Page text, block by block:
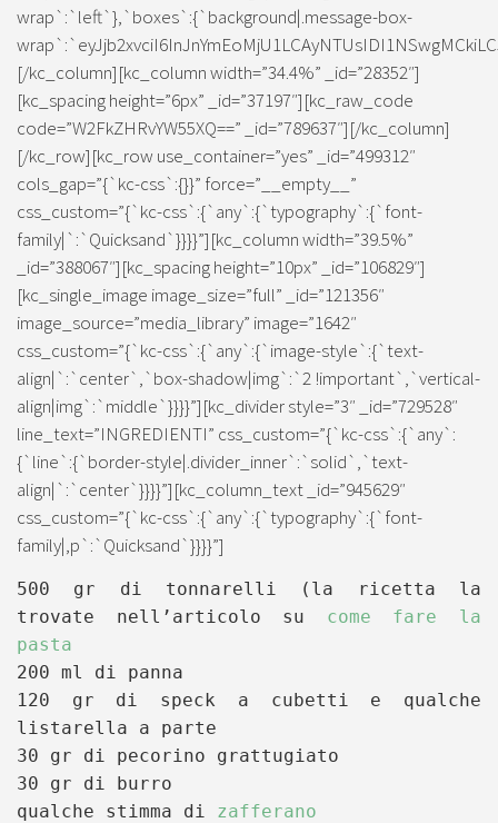
wrap`:`left`},`boxes`:{`background|.message-box-
[/kc_column][kc_column width=”34.4%” _id=”28352″]
[kc_spacing height=”6px” _id=”37197″][kc_raw_code
code=”W2FkZHRvYW55XQ==” _id=”789637″][/kc_column]
[/kc_row][kc_row use_container=”yes” _id=”499312″
cols_gap=”{`kc-css`:{}}” force=”__empty__”
css_custom=”{`kc-css`:{`any`:{`typography`:{`font-
family|`:`Quicksand`}}}}”][kc_column width=”39.5%”
_id=”388067″][kc_spacing height=”10px” _id=”106829″]
[kc_single_image image_size=”full” _id=”121356″
image_source=”media_library” image=”1642″
css_custom=”{`kc-css`:{`any`:{`image-style`:{`text-
align|`:`center`,`box-shadow|img`:`2 !important`,`vertical-
align|img`:`middle`}}}}”][kc_divider style=”3″ _id=”729528″
line_text=”INGREDIENTI” css_custom=”{`kc-css`:{`any`:
{`line`:{`border-style|.divider_inner`:`solid`,`text-
align|`:`center`}}}}”][kc_column_text _id=”945629″
css_custom=”{`kc-css`:{`any`:{`typography`:{`font-
family|,p`:`Quicksand`}}}}”]
500 gr di tonnarelli (la ricetta la
trovate nell’articolo su come fare la
pasta
200 ml di panna
120 gr di speck a cubetti e qualche
listarella a parte
30 gr di pecorino grattugiato
30 gr di burro
qualche stimma di zafferano